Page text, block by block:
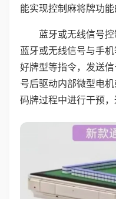
能实现控制麻将牌功能
蓝牙或无线信号
蓝牙或无线信号与手
好牌型等指令，发送
号后驱动内部微型电
码牌过程中进行干预，